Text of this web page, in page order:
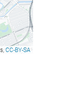
CC-BY-SA